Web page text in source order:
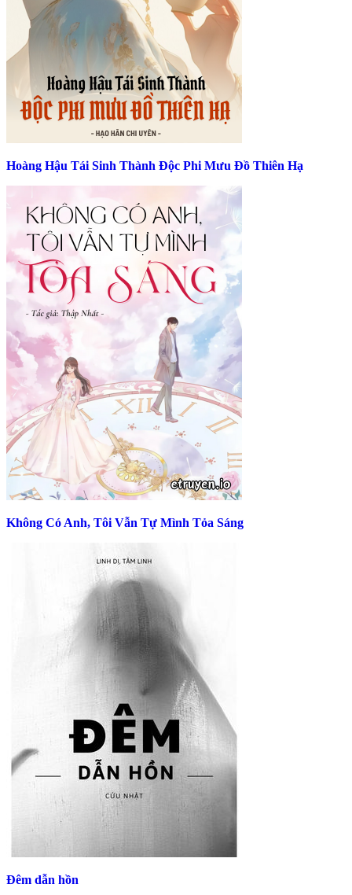
Hoàng Hậu Tái Sinh Thành Độc Phi Mưu Đồ Thiên Hạ
Không Có Anh, Tôi Vẫn Tự Mình Tỏa Sáng
Đêm dẫn hồn